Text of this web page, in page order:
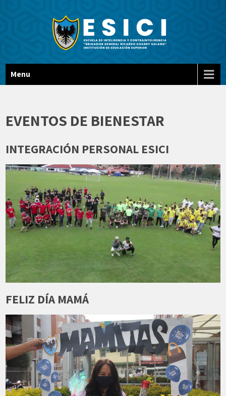
Escuela De Inteligencia Y
Contrainteligencia "BG Ricardo
Menu
EVENTOS DE BIENESTAR
INTEGRACIÓN PERSONAL ESICI
FELIZ DÍA MAMÁ